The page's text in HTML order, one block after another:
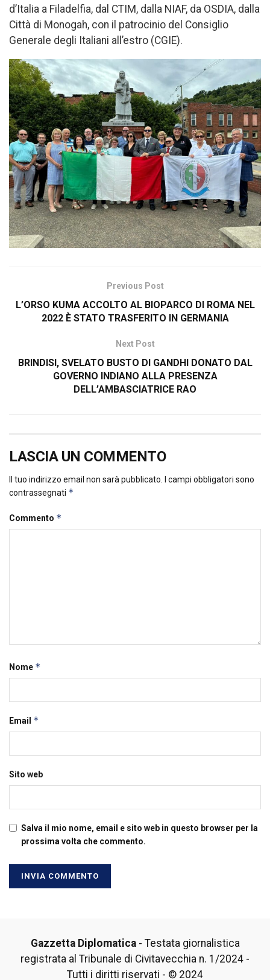
d’Italia a Filadelfia, dal CTIM, dalla NIAF, da OSDIA, dalla
Città di Monogah, con il patrocinio del Consiglio
Generale degli Italiani all’estro (CGIE).
Previous Post
L’ORSO KUMA ACCOLTO AL BIOPARCO DI ROMA NEL
2022 È STATO TRASFERITO IN GERMANIA
Next Post
BRINDISI, SVELATO BUSTO DI GANDHI DONATO DAL
GOVERNO INDIANO ALLA PRESENZA
DELL’AMBASCIATRICE RAO
LASCIA UN COMMENTO
Il tuo indirizzo email non sarà pubblicato. I campi obbligatori sono
contrassegnati *
Commento *
Nome *
Email *
Sito web
Salva il mio nome, email e sito web in questo browser per la
prossima volta che commento.
Gazzetta Diplomatica- Testata giornalistica
registrata al Tribunale di Civitavecchia n. 1/2024 -
Tutti i diritti riservati - © 2024